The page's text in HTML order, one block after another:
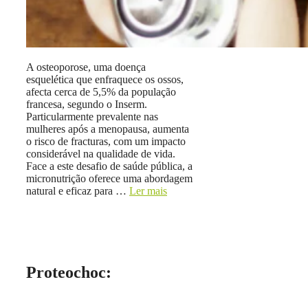
A osteoporose, uma doença
esquelética que enfraquece os ossos,
afecta cerca de 5,5% da população
francesa, segundo o Inserm.
Particularmente prevalente nas
mulheres após a menopausa, aumenta
o risco de fracturas, com um impacto
considerável na qualidade de vida.
Face a este desafio de saúde pública, a
micronutrição oferece uma abordagem
natural e eficaz para … Ler mais
Proteochoc: